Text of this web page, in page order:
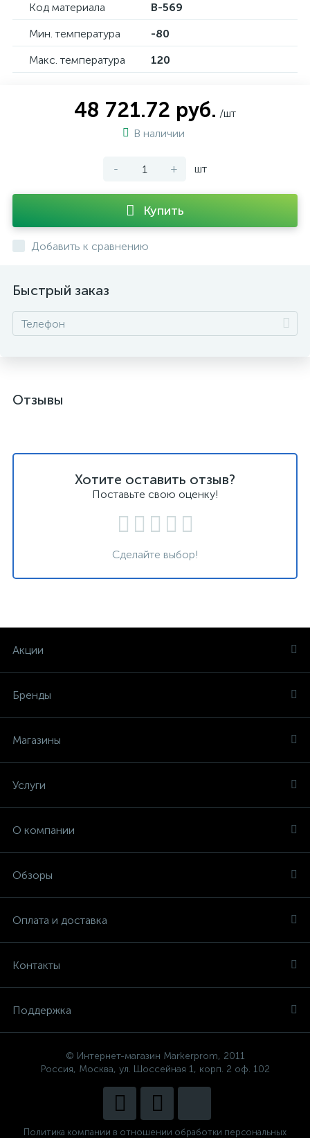
Код материала
B-569
Мин. температура
-80
Макс. температура
120
48 721.72 руб. /шт
В наличии
- + шт
Купить
Добавить к сравнению
Быстрый заказ
Отзывы
Хотите оставить отзыв?
Поставьте свою оценку!
Сделайте выбор!
Акции
Бренды
Магазины
Услуги
О компании
Обзоры
Оплата и доставка
Контакты
Поддержка
© Интернет-магазин Markerprom, 2011
Россия, Москва, ул. Шоссейная 1, корп. 2 оф. 102
Политика компании в отношении обработки персональных